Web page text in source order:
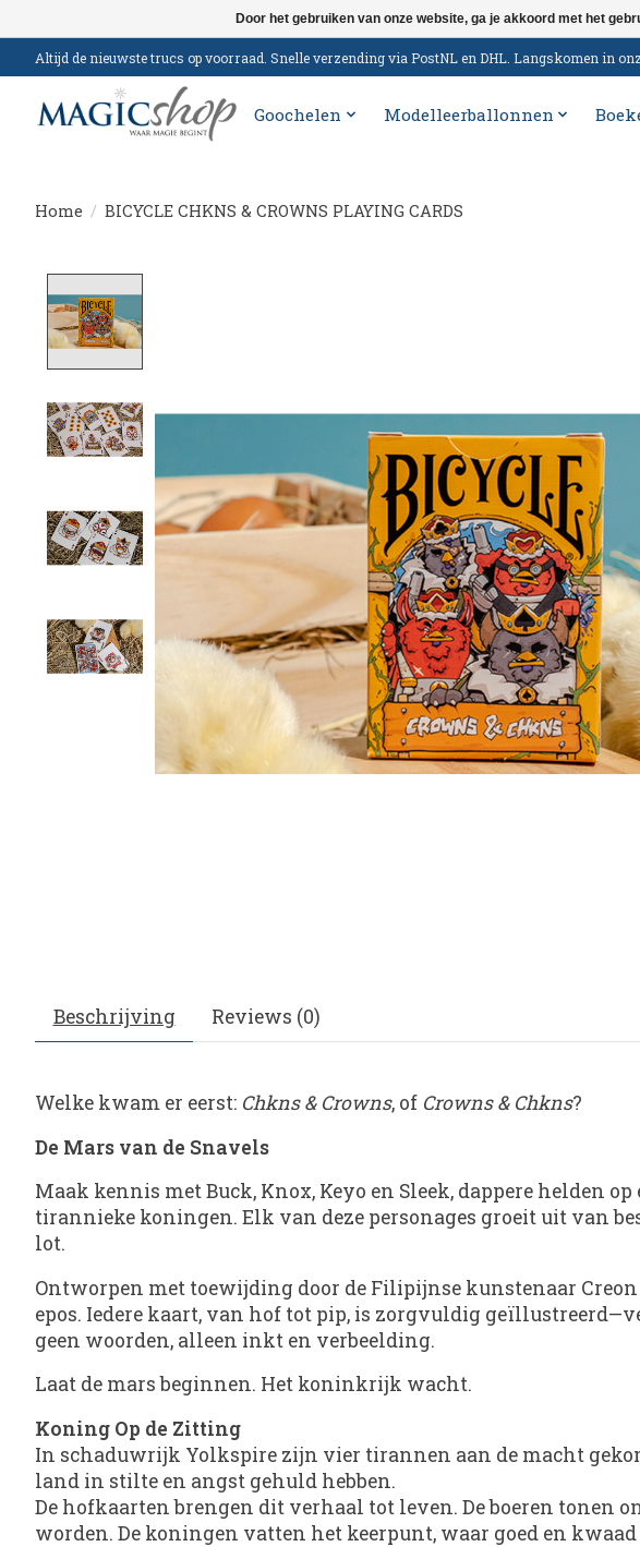
Altijd de nieuwste trucs op voorraad. Snelle verzending via PostNL en DHL. Langskomen in
Goochelen Modelleerballonnen
Home / BICYCLE CHKNS & CROWNS PLAYING CARDS
Beschrijving Reviews (0)
Welke kwam er eerst: Chkns & Crowns, of Crowns & Chkns?
De Mars van de Snavels
Maak kennis met Buck, Knox, Keyo en Sleek, dappere helden
tirannieke koningen. Elk van deze personages groeit uit van
lot.
Ontworpen met toewijding door de Filipijnse kunstenaar
epos. Iedere kaart, van hof tot pip, is zorgvuldig
geen woorden, alleen inkt en verbeelding.
Laat de mars beginnen. Het koninkrijk wacht.
Koning Op de Zitting
In schaduwrijk Yolkspire zijn vier tirannen aan de macht
land in stilte en angst gehuld hebben.
De hofkaarten brengen dit verhaal tot leven. De boeren tonen
worden. De koningen vatten het keerpunt, waar goed en
Door het gebruiken van onze website, ga je akkoord met het